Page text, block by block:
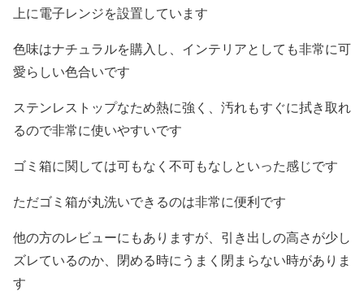
上に電子レンジを設置しています
色味はナチュラルを購入し、インテリアとしても非常に可
愛らしい色合いです
ステンレストップなため熱に強く、汚れもすぐに拭き取れ
るので非常に使いやすいです
ゴミ箱に関しては可もなく不可もなしといった感じです
ただゴミ箱が丸洗いできるのは非常に便利です
他の方のレビューにもありますが、引き出しの高さが少し
ズレているのか、閉める時にうまく閉まらない時がありま
す